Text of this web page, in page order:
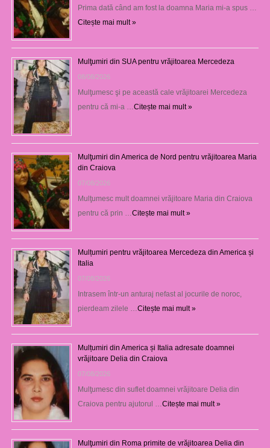
Prima dată când am fost la doamna Maria mi-a spus …
Citește mai mult »
Mulţumiri din SUA pentru vrăjitoarea Mercedeza
08/08/2026
Mulţumesc şi pe această cale vrăjitoarei Mercedeza
pentru că mi-a … Citește mai mult »
Mulţumiri din America de Nord pentru vrăjitoarea Maria
din Craiova
07/08/2026
Mulţumesc mult doamnei vrăjitoare Maria din Craiova
pentru că prin … Citește mai mult »
Mulțumiri pentru vrăjitoarea Mercedeza din America și
Italia
07/08/2026
Intrasem într-un anturaj nefast al jocurile de noroc,
pierdeam zilele … Citește mai mult »
Mulțumiri din America și Italia adresate doamnei
vrăjitoare Delia din Craiova
07/08/2026
Mulţumesc din suflet doamnei vrăjitoare Delia din
Craiova pentru ajutorul … Citește mai mult »
Mulţumiri din Roma primite de vrăjitoarea Delia din